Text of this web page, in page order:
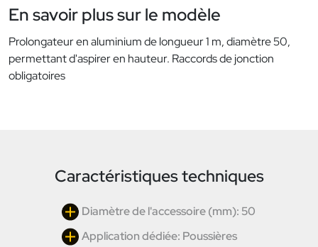
En savoir plus sur le modèle
Prolongateur en aluminium de longueur 1 m, diamètre 50,
permettant d'aspirer en hauteur. Raccords de jonction
obligatoires
Caractéristiques techniques
Diamètre de l'accessoire (mm): 50
Application dédiée: Poussières